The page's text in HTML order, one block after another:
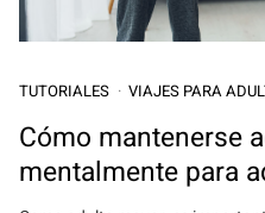
TUTORIALES VIAJES PARA
Cómo mantenerse
mentalmente para